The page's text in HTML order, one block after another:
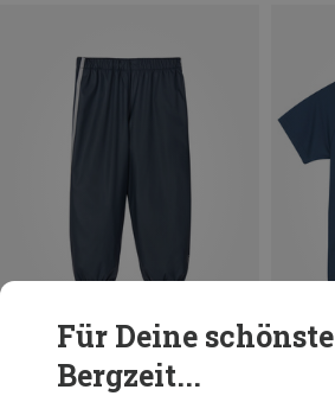
Für Deine schönste
Bergzeit...